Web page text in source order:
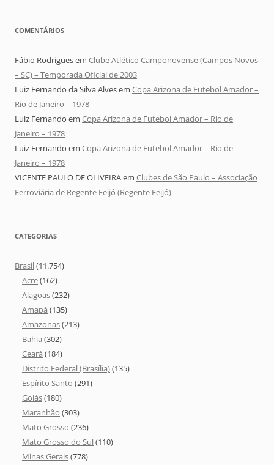
COMENTÁRIOS
Fábio Rodriguesem Clube Atlético Camponovense (Campos Novos
– SC) – Temporada Oficial de 2003
Luiz Fernando da Silva Alvesem Copa Arizona de Futebol Amador –
Rio de Janeiro – 1978
Luiz Fernando em Copa Arizona de Futebol Amador – Rio de
Janeiro – 1978
Luiz Fernando em Copa Arizona de Futebol Amador – Rio de
Janeiro – 1978
VICENTE PAULO DE OLIVEIRAem Clubes de São Paulo – Associação
Ferroviária de Regente Feijó (Regente Feijó)
CATEGORIAS
Brasil(11.754)
Acre(162)
Alagoas(232)
Amapá (135)
Amazonas(213)
Bahia (302)
Ceará (184)
Distrito Federal (Brasília)(135)
Espírito Santo (291)
Goiás(180)
Maranhão (303)
Mato Grosso (236)
Mato Grosso do Sul(110)
Minas Gerais(778)